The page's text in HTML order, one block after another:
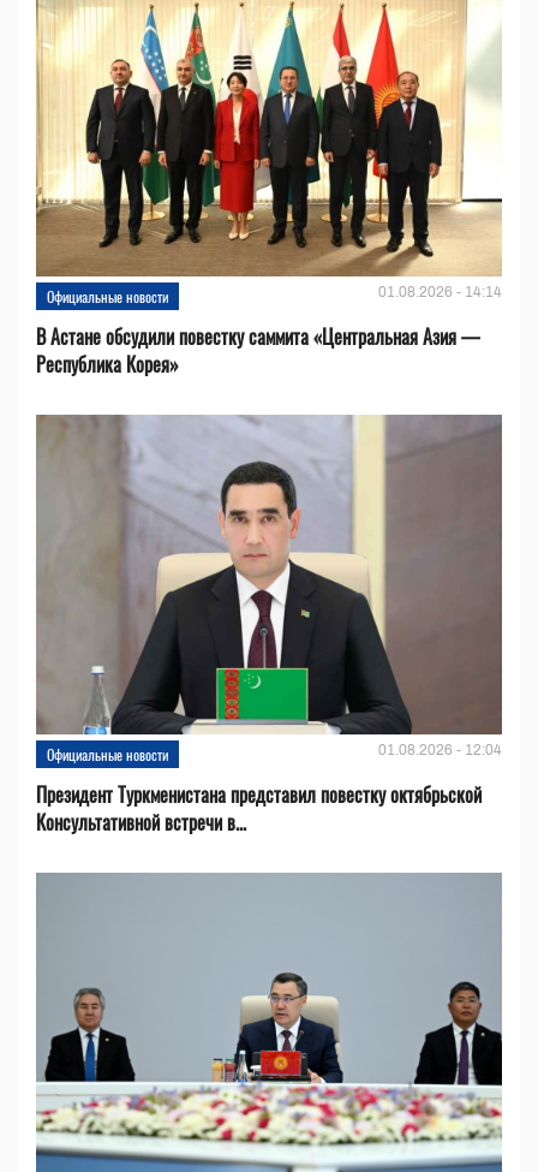
Официальные новости 01.08.2026 - 14:14
В Астане обсудили повестку саммита «Центральная Азия —
Республика Корея»
Официальные новости 01.08.2026 - 12:04
Президент Туркменистана представил повестку октябрьской
Консультативной встречи в...